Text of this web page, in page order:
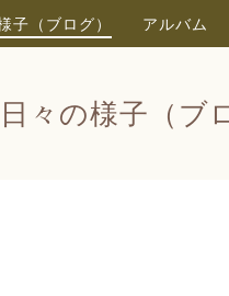
子（ブログ） アルバム
日々の様子（ブ